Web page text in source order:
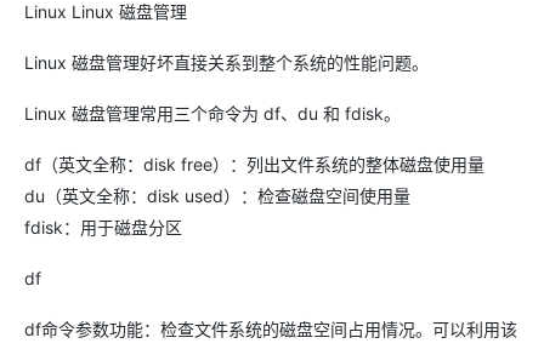
Linux Linux 磁盘管理
Linux 磁盘管理好坏直接关系到整个系统的性能问题。
Linux 磁盘管理常用三个命令为 df、du 和 fdisk。
df（英文全称：disk free）：列出文件系统的整体磁盘使用量
du（英文全称：disk used）：检查磁盘空间使用量
fdisk：用于磁盘分区
df
df命令参数功能：检查文件系统的磁盘空间占用情况。可以利用该